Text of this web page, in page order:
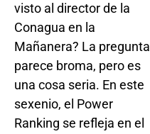
visto al director de la
Conagua en la
Mañanera? La pregunta
parece broma, pero es
una cosa seria. En este
sexenio, el Power
Ranking se refleja en el